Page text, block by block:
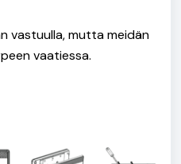
vastuulla, mutta meidän
vaatiessa.